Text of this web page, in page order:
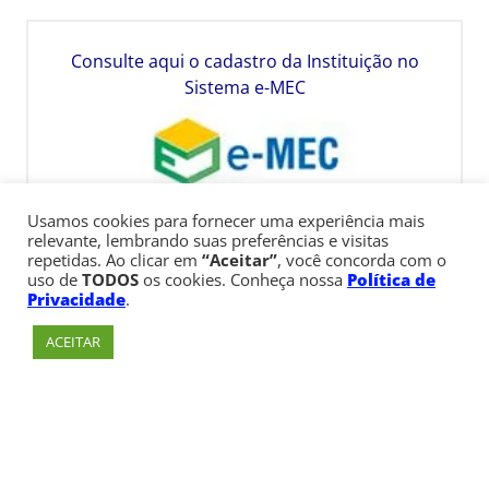
Consulte aqui o cadastro da Instituição no
Sistema e-MEC
Usamos cookies para fornecer uma experiência mais
relevante, lembrando suas preferências e visitas
repetidas. Ao clicar em “Aceitar”, você concorda com o
uso de TODOS os cookies. Conheça nossa Política de
Privacidade.
ACEITAR